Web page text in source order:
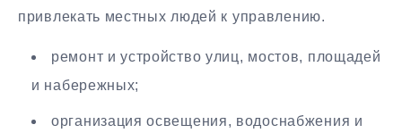
привлекать местных людей к управлению.
ремонт и устройство улиц, мостов, площадей
и набережных;
организация освещения, водоснабжения и